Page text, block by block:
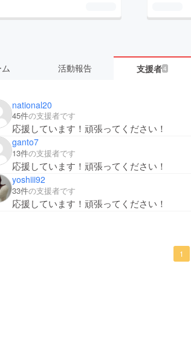
活動報告 支援者4
national20
45件の支援者です
応援しています！頑張ってください！
ganto7
13件の支援者です
応援しています！頑張ってください！
yoshiii92
33件の支援者です
応援しています！頑張ってください！
1